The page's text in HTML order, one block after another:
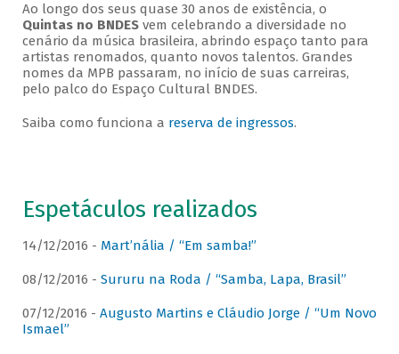
Ao longo dos seus quase 30 anos de existência, o
Quintas no BNDESvem celebrando a diversidade no
cenário da música brasileira, abrindo espaço tanto para
artistas renomados, quanto novos talentos. Grandes
nomes da MPB passaram, no início de suas carreiras,
pelo palco do Espaço Cultural BNDES.
Saiba como funciona a reserva de ingressos.
Espetáculos realizados
14/12/2016 - Mart’nália / “Em samba!”
08/12/2016 - Sururu na Roda / “Samba, Lapa, Brasil”
07/12/2016 - Augusto Martins e Cláudio Jorge / “Um Novo
Ismael”